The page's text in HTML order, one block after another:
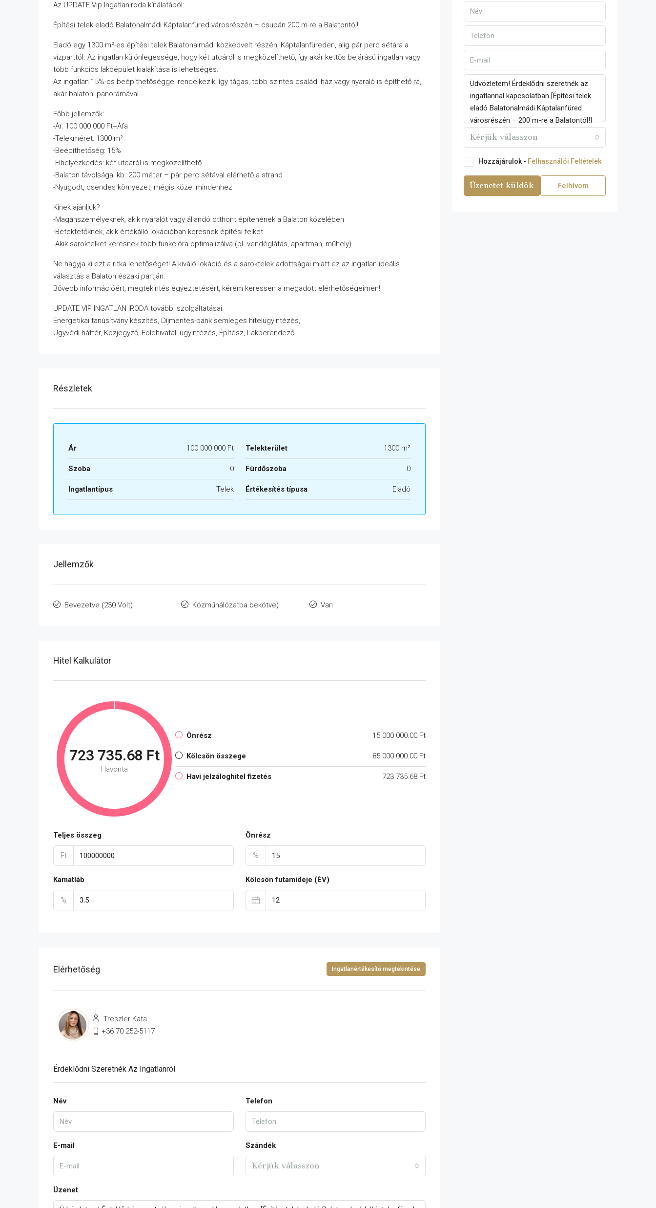
Az UPDATE Vip Ingatlaniroda kínálatából:
Építési telek eladó Balatonalmádi Káptalanfüred városrészén – csupán 200 m-re a Balatontól!
Eladó egy 1300 m²-es építési telek Balatonalmádi közkedvelt részén, Káptalanfüreden, alig pár perc sétára a
vízparttól. Az ingatlan különlegessége, hogy két utcáról is megközelíthető, így akár kettős bejárású ingatlan vagy
több funkciós lakóépület kialakítása is lehetséges.
Az ingatlan 15%-os beépíthetőséggel rendelkezik, így tágas, több szintes családi ház vagy nyaraló is építhető rá,
akár balatoni panorámával.
Főbb jellemzők:
-Ár: 100 000 000 Ft+Áfa
-Telekméret: 1300 m²
-Beépíthetőség: 15%
-Elhelyezkedés: két utcáról is megközelíthető
-Balaton távolsága: kb. 200 méter – pár perc sétával elérhető a strand
-Nyugodt, csendes környezet, mégis közel mindenhez
Kinek ajánljuk?
-Magánszemélyeknek, akik nyaralót vagy állandó otthont építenének a Balaton közelében
-Befektetőknek, akik értékálló lokációban keresnek építési telket
-Akik saroktelket keresnek több funkcióra optimalizálva (pl. vendéglátás, apartman, műhely)
Ne hagyja ki ezt a ritka lehetőséget! A kiváló lokáció és a saroktelek adottságai miatt ez az ingatlan ideális
választás a Balaton északi partján.
Bővebb információért, megtekintés egyeztetésért, kérem keressen a megadott elérhetőségeimen!
UPDATE VIP INGATLAN IRODA további szolgáltatásai:
Energetikai tanúsítvány készítés, Díjmentes-bank semleges hitelügyintézés,
Ügyvédi háttér, Közjegyző, Földhivatali ügyintézés, Építész, Lakberendező.
Részletek
Ár 100 000 000 Ft Telekterület 1300 m²
Szoba 0 Fürdőszoba 0
Ingatlantípus Telek Értékesítés típusa Eladó
Jellemzők
Bevezetve (230 Volt) Közműhálózatba bekötve) Van
Hitel Kalkulátor
723 735.68 Ft
Havonta
Önrész 15 000 000.00 Ft
Kölcsön összege 85 000 000.00 Ft
Havi jelzáloghitel fizetés 723 735.68 Ft
Teljes összeg
Ft
Önrész
%
Kamatláb
%
Kölcsön futamideje (ÉV)
Elérhetőség Ingatlanértékesítő megtekintése
Treszler Kata
+36 70 252-5117
Érdeklődni Szeretnék Az Ingatlanról
Név Telefon
E-mail Szándék
Kérjük válasszon
Üzenet
Kérjük válasszon
Hozzájárulok - Felhasználói Feltételek
Üzenetet küldök Felhívom